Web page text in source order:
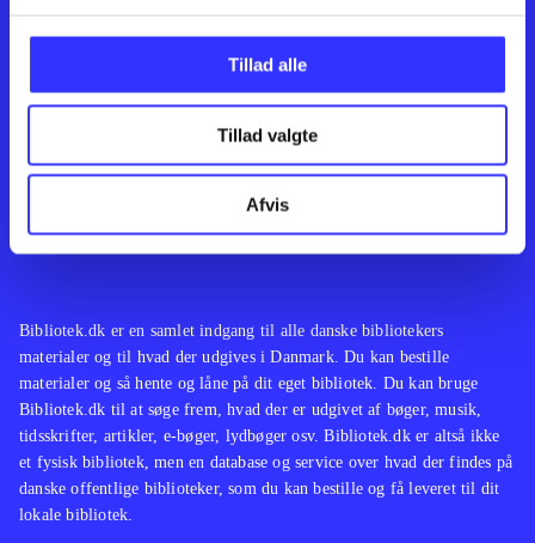
Tillad alle
Tillad valgte
Afvis Feedback
Bibliotek.dk er en samlet indgang til alle danske bibliotekers
materialer og til hvad der udgives i Danmark. Du kan bestille
materialer og så hente og låne på dit eget bibliotek. Du kan bruge
Bibliotek.dk til at søge frem, hvad der er udgivet af bøger, musik,
tidsskrifter, artikler, e-bøger, lydbøger osv. Bibliotek.dk er altså ikke
et fysisk bibliotek, men en database og service over hvad der findes på
danske offentlige biblioteker, som du kan bestille og få leveret til dit
lokale bibliotek.
Kontakt os
English
Artikler
Film
Musik
Noder